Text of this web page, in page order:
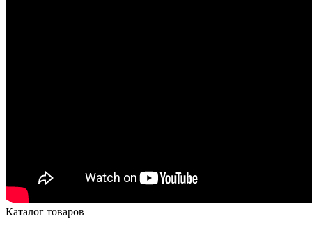
Каталог товаров